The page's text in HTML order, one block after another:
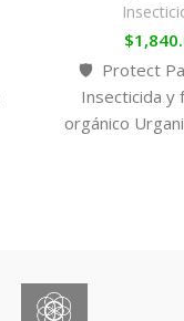
$
🛡️ Protect
Insecticida y
orgánico
enfermedades
agresivos.